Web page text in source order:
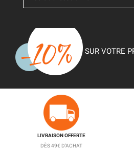
SUR VOTRE
LIVRAISON OFFERTE
DÈS 49€ D'ACHAT